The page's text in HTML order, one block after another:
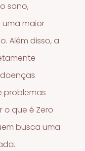
sono,
maior
Além disso, a
problemas
o que é Zero
busca uma